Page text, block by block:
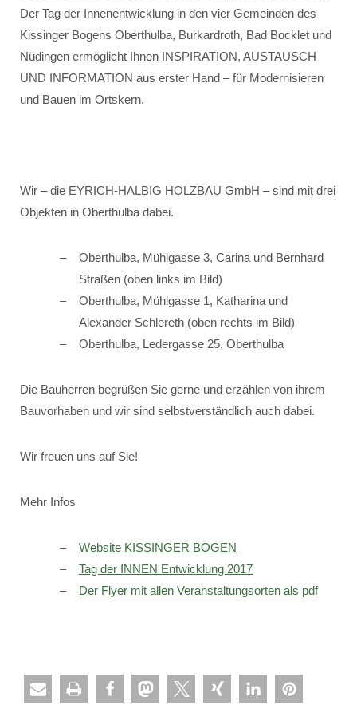
Der Tag der Innenentwicklung in den vier Gemeinden des
Kissinger Bogens Oberthulba, Burkardroth, Bad Bocklet und
Nüdingen ermöglicht Ihnen INSPIRATION, AUSTAUSCH
UND INFORMATION aus erster Hand – für Modernisieren
und Bauen im Ortskern.
Wir – die EYRICH-HALBIG HOLZBAU GmbH – sind mit drei
Objekten in Oberthulba dabei.
Oberthulba, Mühlgasse 3, Carina und Bernhard
Straßen (oben links im Bild)
Oberthulba, Mühlgasse 1, Katharina und
Alexander Schlereth (oben rechts im Bild)
Oberthulba, Ledergasse 25, Oberthulba
Die Bauherren begrüßen Sie gerne und erzählen von ihrem
Bauvorhaben und wir sind selbstverständlich auch dabei.
Wir freuen uns auf Sie!
Mehr Infos
Website KISSINGER BOGEN
Tag der INNEN Entwicklung 2017
Der Flyer mit allen Veranstaltungsorten als pdf